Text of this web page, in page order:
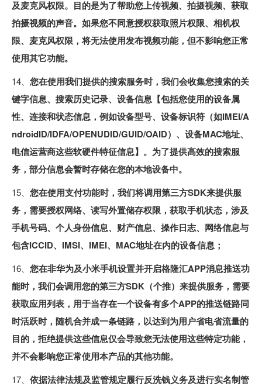
及麦克风权限。目的是为了帮助您上传视频、拍摄视频、获取
拍摄视频的声音。如果您不同意授权获取照片权限、相机权
限、麦克风权限，将无法使用发布视频功能，但不影响您正常
使用其它功能。
14、 您在使用我们提供的搜索服务时，我们会收集您搜索的关
键字信息、搜索历史记录、设备信息【包括您使用的设备属
性、连接和状态信息，例如设备型号、设备标识符（如IMEI/A
ndroidID/IDFA/OPENUDID/GUID/OAID）、设备MAC地址、
电信运营商这些软硬件特征信息】。为了提供高效的搜索服
务，部分信息会暂时存储在您的本地设备中。
15、 您在使用支付功能时，我们将调用第三方SDK来提供服
务，需要授权网络、读写外置储存权限，获取手机状态，涉及
手机号码、个人身份信息、财产信息、操作日志、网络信息与
包含ICCID、IMSI、IMEI、MAC地址在内的设备信息；
16、 您在非华为及小米手机设置并开启格隆汇APP消息推送功
能时，我们会调用您的第三方SDK（个推）来提供服务，需要
获取应用列表，用于当存在一个设备有多个APP的推送链路同
时活跃时，随机合并成一条链路，以达到为用户省电省流量的
目的，拒绝提供这些信息仅会导致您无法使用这些特定功能，
并不会影响您正常使用本产品的其他功能。
17、 依据法律法规及监管规定履行反洗钱义务及进行实名制管